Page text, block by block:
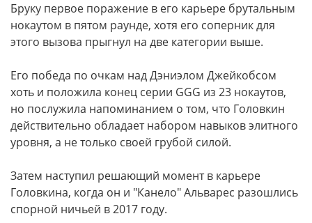
Бруку первое поражение в его карьере брутальным
нокаутом в пятом раунде, хотя его соперник для
этого вызова прыгнул на две категории выше.
Его победа по очкам над Дэниэлом Джейкобсом
хоть и положила конец серии GGG из 23 нокаутов,
но послужила напоминанием о том, что Головкин
действительно обладает набором навыков элитного
уровня, а не только своей грубой силой.
Затем наступил решающий момент в карьере
Головкина, когда он и "Канело" Альварес разошлись
спорной ничьей в 2017 году.